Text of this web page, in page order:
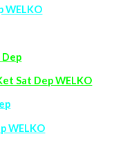
WELKO
Dep
Sat Dep WELKO
WELKO